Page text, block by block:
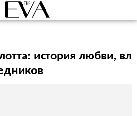
история любви, вл